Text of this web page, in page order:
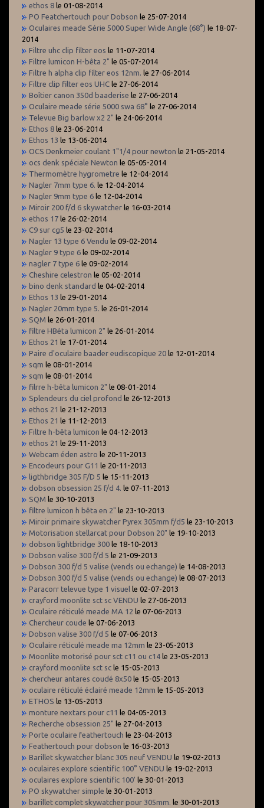
ethos 8 le 01-08-2014
PO Featchertouch pour Dobson le 25-07-2014
Oculaires meade Série 5000 Super Wide Angle (68°) le 18-07-
2014
Filtre uhc clip filter eos le 11-07-2014
Filtre lumicon H-bêta 2" le 05-07-2014
Filtre h alpha clip filter eos 12nm. le 27-06-2014
Filtre clip filter eos UHC le 27-06-2014
Boîtier canon 350d baaderise le 27-06-2014
Oculaire meade série 5000 swa 68° le 27-06-2014
Televue Big barlow x2 2" le 24-06-2014
Ethos 8 le 23-06-2014
Ethos 13 le 13-06-2014
OCS Denkmeier coulant 1"1/4 pour newton le 21-05-2014
ocs denk spéciale Newton le 05-05-2014
Thermomètre hygrometre le 12-04-2014
Nagler 7mm type 6. le 12-04-2014
Nagler 9mm type 6 le 12-04-2014
Miroir 200 f/d 6 skywatcher le 16-03-2014
ethos 17 le 26-02-2014
C9 sur cg5 le 23-02-2014
Nagler 13 type 6 Vendu le 09-02-2014
Nagler 9 type 6 le 09-02-2014
nagler 7 type 6 le 09-02-2014
Cheshire celestron le 05-02-2014
bino denk standard le 04-02-2014
Ethos 13 le 29-01-2014
Nagler 20mm type 5. le 26-01-2014
SQM le 26-01-2014
filtre HBéta lumicon 2" le 26-01-2014
Ethos 21 le 17-01-2014
Paire d'oculaire baader eudiscopique 20 le 12-01-2014
sqm le 08-01-2014
sqm le 08-01-2014
filrre h-bêta lumicon 2" le 08-01-2014
Splendeurs du ciel profond le 26-12-2013
ethos 21 le 21-12-2013
Ethos 21 le 11-12-2013
Filtre h-bêta lumicon le 04-12-2013
ethos 21 le 29-11-2013
Webcam éden astro le 20-11-2013
Encodeurs pour G11 le 20-11-2013
ligthbridge 305 F/D 5 le 15-11-2013
dobson obsession 25 f/d 4. le 07-11-2013
SQM le 30-10-2013
filtre lumicon h bêta en 2" le 23-10-2013
Miroir primaire skywatcher Pyrex 305mm f/d5 le 23-10-2013
Motorisation stellarcat pour Dobson 20" le 19-10-2013
dobson lightbridge 300 le 18-10-2013
Dobson valise 300 f/d 5 le 21-09-2013
Dobson 300 f/d 5 valise (vends ou echange) le 14-08-2013
Dobson 300 f/d 5 valise (vends ou echange) le 08-07-2013
Paracorr televue type 1 visuel le 02-07-2013
crayford moonlite sct sc VENDU le 27-06-2013
Oculaire réticulé meade MA 12 le 07-06-2013
Chercheur coude le 07-06-2013
Dobson valise 300 f/d 5 le 07-06-2013
Oculaire réticulé meade ma 12mm le 23-05-2013
Moonlite motorisé pour sct c11 ou c14 le 23-05-2013
crayford moonlite sct sc le 15-05-2013
chercheur antares coudé 8x50 le 15-05-2013
oculaire réticulé éclairé meade 12mm le 15-05-2013
ETHOS le 13-05-2013
monture nextars pour c11 le 04-05-2013
Recherche obsession 25" le 27-04-2013
Porte oculaire feathertouch le 23-04-2013
Feathertouch pour dobson le 16-03-2013
Barillet skywatcher blanc 305 neuf VENDU le 19-02-2013
oculaires explore scientific 100° VENDU le 19-02-2013
oculaires explore scientific 100' le 30-01-2013
PO skywatcher simple le 30-01-2013
barillet complet skywatcher pour 305mm. le 30-01-2013